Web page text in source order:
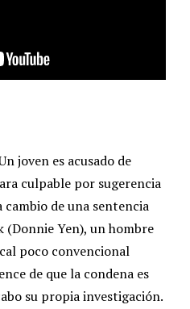
joven es acusado de
culpable por sugerencia
cambio de una sentencia
(Donnie Yen), un hombre
poco convencional
de que la condena es
su propia investigación.